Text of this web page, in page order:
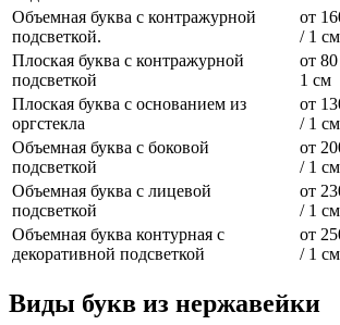
Объемная буква с контражурной
подсветкой.
от
/ 1 см
Плоская буква с контражурной
подсветкой
от
1 см
Плоская буква с основанием из
оргстекла
от
/ 1 см
Объемная буква с боковой
подсветкой
от
/ 1 см
Объемная буква с лицевой
подсветкой
от
/ 1 см
Объемная буква контурная с
декоративной подсветкой
от
/ 1 см
Виды букв из нержавейки